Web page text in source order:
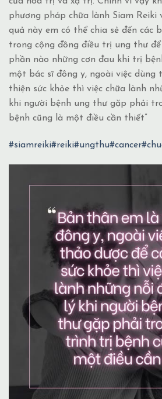
phương pháp chữa lành Siam Reiki
quả này em có thể chia sẻ đến các
trong cộng đồng điều trị ung thư
phần nào những cơn đau khi trị
một bác sĩ đông y, ngoài việc dùng
thiện sức khỏe thì việc chữa lành
khi người bệnh ung thư gặp phải
bệnh cũng là một điều cần thiết”
#siamreiki#reiki#ungthu#cancer